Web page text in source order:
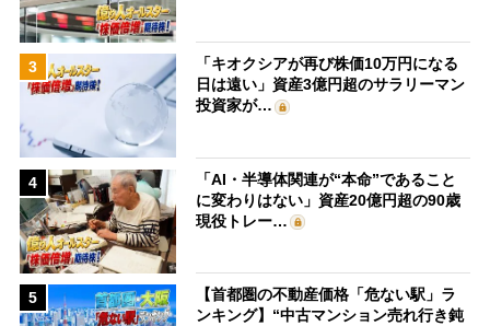
3
「キオクシアが再び株価10万円になる
日は遠い」資産3億円超のサラリーマン
投資家が…
4
「AI・半導体関連が“本命”であること
に変わりはない」資産20億円超の90歳
現役トレー…
5
【首都圏の不動産価格「危ない駅」ラ
ンキング】“中古マンション売れ行き鈍